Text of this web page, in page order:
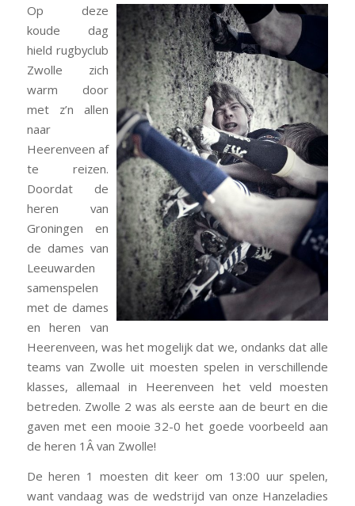
Op deze
koude dag
hield rugbyclub
Zwolle zich
warm door
met z’n allen
naar
Heerenveen af
te reizen.
Doordat de
heren van
Groningen en
de dames van
Leeuwarden
samenspelen
met de dames
en heren van
Heerenveen, was het mogelijk dat we, ondanks dat alle
teams van Zwolle uit moesten spelen in verschillende
klasses, allemaal in Heerenveen het veld moesten
betreden. Zwolle 2 was als eerste aan de beurt en die
gaven met een mooie 32-0 het goede voorbeeld aan
de heren 1Â van Zwolle!
De heren 1 moesten dit keer om 13:00 uur spelen,
want vandaag was de wedstrijd van onze Hanzeladies